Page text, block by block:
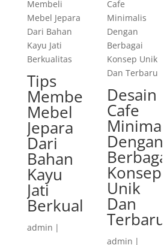
Tips
Membeli
Mebel
Jepara
Dari
Bahan
Kayu
Jati
Berkualitas
admin |
Desain
Cafe
Minimalis
Dengan
Berbagai
Konsep
Unik
Dan
Terbaru
admin |